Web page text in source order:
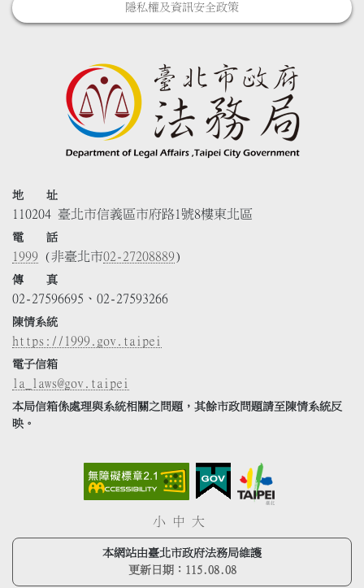
隱私權及資訊安全政策
地 址
110204 臺北市信義區市府路1號8樓東北區
電 話
1999 (非臺北市02-27208889)
傳 真
02-27596695、02-27593266
陳情系統
https://1999.gov.taipei
電子信箱
la_laws@gov.taipei
本局信箱係處理與系統相關之問題，其餘市政問題請至陳情系統反
映。
小 中 大
本網站由臺北市政府法務局維護
更新日期： 115.08.08